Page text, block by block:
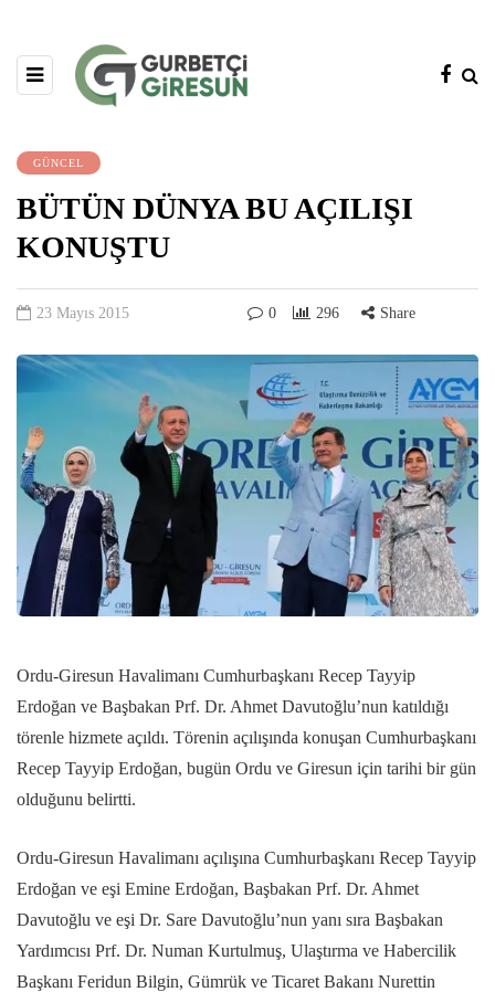
GÜNCEL
BÜTÜN DÜNYA BU AÇILIŞI
KONUŞTU
23 Mayıs 2015 0 296 Share
Ordu-Giresun Havalimanı Cumhurbaşkanı Recep Tayyip
Erdoğan ve Başbakan Prf. Dr. Ahmet Davutoğlu’nun katıldığı
törenle hizmete açıldı. Törenin açılışında konuşan Cumhurbaşkanı
Recep Tayyip Erdoğan, bugün Ordu ve Giresun için tarihi bir gün
olduğunu belirtti.
Ordu-Giresun Havalimanı açılışına Cumhurbaşkanı Recep Tayyip
Erdoğan ve eşi Emine Erdoğan, Başbakan Prf. Dr. Ahmet
Davutoğlu ve eşi Dr. Sare Davutoğlu’nun yanı sıra Başbakan
Yardımcısı Prf. Dr. Numan Kurtulmuş, Ulaştırma ve Habercilik
Başkanı Feridun Bilgin, Gümrük ve Ticaret Bakanı Nurettin